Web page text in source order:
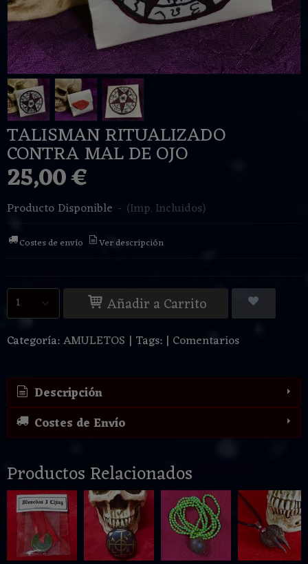
TALISMAN RITUALIZADO
CONTRA MAL DE OJO
25,00 €
Producto Disponible - (Imp. Incluidos)
Costes de envío Ver descripción
Añadir a Carrito
Categoría:AMULETOS | Tags: | Comentarios
Descripción
Costes de Envío
Productos Relacionados